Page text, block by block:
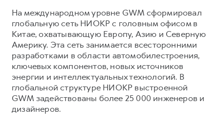
На международном уровне GWM сформировал
глобальную сеть НИОКР с головным офисом в
Китае, охватывающую Европу, Азию и Северную
Америку. Эта сеть занимается всесторонними
разработками в области автомобилестроения,
ключевых компонентов, новых источников
энергии и интеллектуальных технологий. В
глобальной структуре НИОКР выстроенной
GWM задействованы более 25 000 инженеров и
дизайнеров.